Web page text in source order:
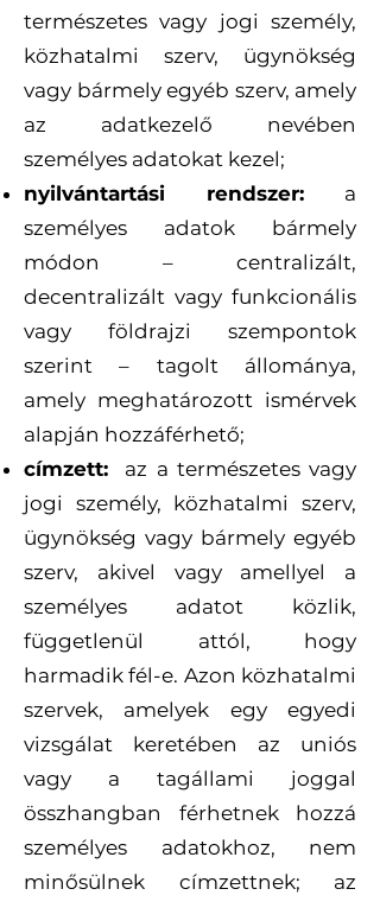
természetes vagy jogi személy,
közhatalmi szerv, ügynökség
vagy bármely egyéb szerv, amely
az adatkezelő nevében
személyes adatokat kezel;
nyilvántartási rendszer: a
személyes adatok bármely
módon – centralizált,
decentralizált vagy funkcionális
vagy földrajzi szempontok
szerint – tagolt állománya,
amely meghatározott ismérvek
alapján hozzáférhető;
címzett: az a természetes vagy
jogi személy, közhatalmi szerv,
ügynökség vagy bármely egyéb
szerv, akivel vagy amellyel a
személyes adatot közlik,
függetlenül attól, hogy
harmadik fél-e. Azon közhatalmi
szervek, amelyek egy egyedi
vizsgálat keretében az uniós
vagy a tagállami joggal
összhangban férhetnek hozzá
személyes adatokhoz, nem
minősülnek címzettnek; az